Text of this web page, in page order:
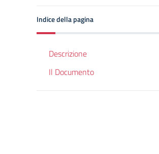
Indice della pagina
Descrizione
Il Documento